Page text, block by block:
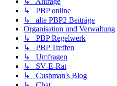
↳ PBP online
↳ alte PBP2 Beiträge
Organisation und Verwaltung
↳ PBP Regelwerk
↳ PBP Treffen
↳ Umfragen
↳ SV-E-Rat
↳ Cushman's Blog